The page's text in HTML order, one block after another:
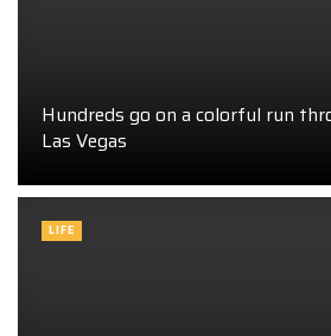
Hundreds go on a colorful run
Las Vegas
LIFE